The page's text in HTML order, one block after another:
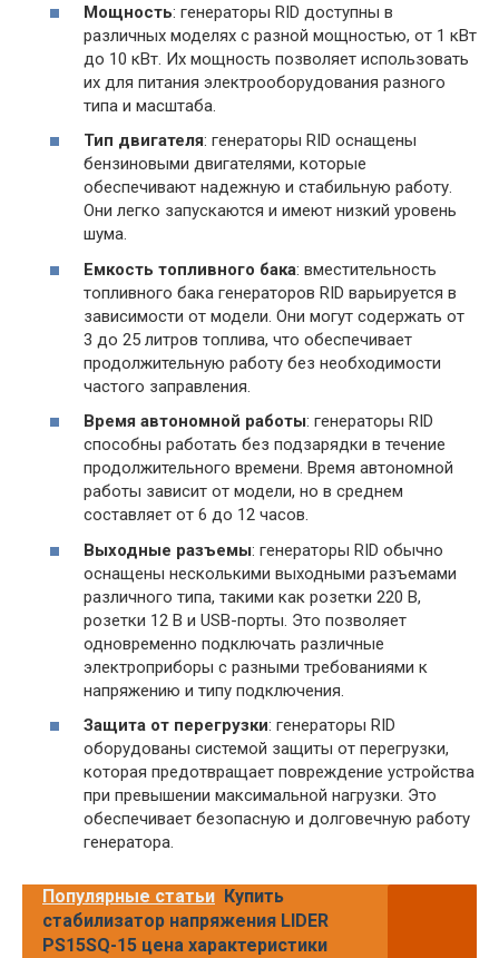
Мощность: генераторы RID доступны в
различных моделях с разной мощностью, от 1 кВт
до 10 кВт. Их мощность позволяет использовать
их для питания электрооборудования разного
типа и масштаба.
Тип двигателя: генераторы RID оснащены
бензиновыми двигателями, которые
обеспечивают надежную и стабильную работу.
Они легко запускаются и имеют низкий уровень
шума.
Емкость топливного бака: вместительность
топливного бака генераторов RID варьируется в
зависимости от модели. Они могут содержать от
3 до 25 литров топлива, что обеспечивает
продолжительную работу без необходимости
частого заправления.
Время автономной работы: генераторы RID
способны работать без подзарядки в течение
продолжительного времени. Время автономной
работы зависит от модели, но в среднем
составляет от 6 до 12 часов.
Выходные разъемы: генераторы RID обычно
оснащены несколькими выходными разъемами
различного типа, такими как розетки 220 В,
розетки 12 В и USB-порты. Это позволяет
одновременно подключать различные
электроприборы с разными требованиями к
напряжению и типу подключения.
Защита от перегрузки: генераторы RID
оборудованы системой защиты от перегрузки,
которая предотвращает повреждение устройства
при превышении максимальной нагрузки. Это
обеспечивает безопасную и долговечную работу
генератора.
Популярные статьи Купить
стабилизатор напряжения LIDER
PS15SQ-15 цена характеристики